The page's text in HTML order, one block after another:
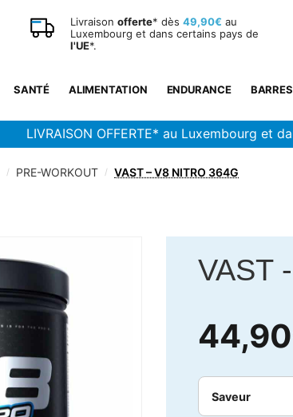
Livraison offerte* dès 49,90€ au
Luxembourg et dans certains pays de
l'UE*.
SANTÉ ALIMENTATION ENDURANCE
LIVRAISON OFFERTE* au Luxembourg et
/ PRE-WORKOUT / VAST – V8 NITRO 364G
VAST-
44,90
Saveur